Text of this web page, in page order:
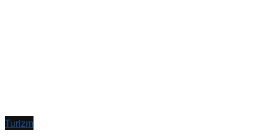
Turizm